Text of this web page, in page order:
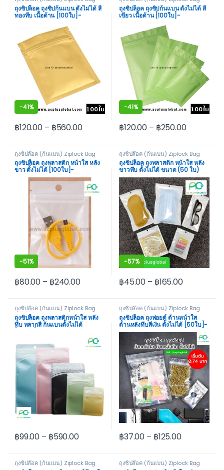
Not Stand
ถุงซิปล็อค ถุงซิปก้นแบน ตั้งไม่ได้ สี
ทองทึบ เนื้อด้าน [100ใบ]-
-41%
฿120.00 – ฿560.00
This product has multiple variants. The options may be
Not Stand
ถุงซิปล็อค ถุงซิปก้นแบน ตั้งไม่ได้ สี
เขียว เนื้อด้าน [100ใบ]-
-41%
฿120.00 – ฿250.00
This product has multiple
ถุงซิปล๊อค (ก้นแบน) Ziplock Bag
Not Stand
ถุงซิปล็อค ถุงพลาสติก หน้าใส หลัง
ขาว ตั้งไม่ได้ [100ใบ]-
acplusglobal
-51%
฿80.00 – ฿240.00
This product has multiple variants. The options may be
ถุงซิปล๊อค (ก้นแบน) Ziplock Bag
Not Stand
ถุงซิปล็อค ถุงพลาสติก หน้าใส หลัง
ขาวทึบ ตั้งไม่ได้ ขนาด (50 ใบ)
-57%
฿45.00 – ฿165.00
This product has multiple
ถุงซิปล๊อค (ก้นแบน) Ziplock Bag
Not Stand
ถุงซิปล็อค ถุงพลาสติกหน้าใส หลัง
ทึบ หลากสี ก้นแบนตั้งไม่ได้
฿99.00 – ฿590.00
This product has multiple variants. The options may be
ถุงซิปล๊อค (ก้นแบน) Ziplock Bag
Not Stand
ถุงซิปล็อค ถุงฟอยด์ ด้านหน้าใส
ด้านหลังทึบสีเงิน ตั้งไม่ได้ [50ใบ]-
acplusglobal
฿37.00 – ฿125.00
This product has multiple
ถุงซิปล๊อค (ก้นแบน) Ziplock Bag ถุงซิปล๊อค (ก้นแบน) Ziplock Bag